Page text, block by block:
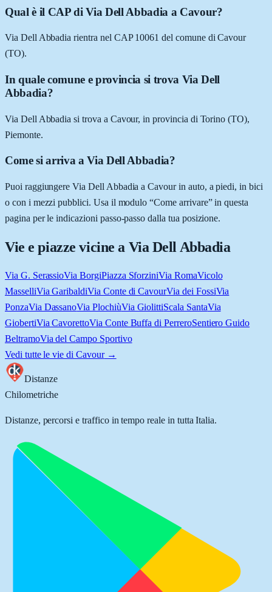
Qual è il CAP di Via Dell Abbadia a Cavour?
Via Dell Abbadia rientra nel CAP 10061 del comune di Cavour
(TO).
In quale comune e provincia si trova Via Dell
Abbadia?
Via Dell Abbadia si trova a Cavour, in provincia di Torino (TO),
Piemonte.
Come si arriva a Via Dell Abbadia?
Puoi raggiungere Via Dell Abbadia a Cavour in auto, a piedi, in bici
o con i mezzi pubblici. Usa il modulo “Come arrivare” in questa
pagina per le indicazioni passo-passo dalla tua posizione.
Vie e piazze vicine a Via Dell Abbadia
Via G. SerassioVia BorgiPiazza SforziniVia RomaVicolo
MasselliVia GaribaldiVia Conte di CavourVia dei FossiVia
PonzaVia DassanoVia PlochiùVia GiolittiScala SantaVia
GiobertiVia CavorettoVia Conte Buffa di PerreroSentiero Guido
BeltramoVia del Campo Sportivo
Vedi tutte le vie di Cavour→
Distanze
Chilometriche
Distanze, percorsi e traffico in tempo reale in tutta Italia.